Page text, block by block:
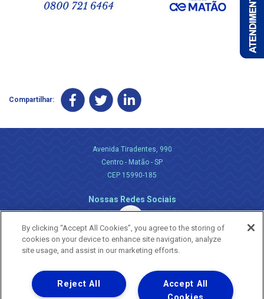
Compartilhar:
Avenida Tiradentes, 990
Centro - Matão - SP
CEP 15990-185
Nossas Redes Sociais
Uma empresa
Copyright ® 2026 - Todos os Direitos Reservados.
By clicking “Accept All Cookies”, you agree to the storing of
cookies on your device to enhance site navigation, analyze
site usage, and assist in our marketing efforts.
Accept All
Reject All